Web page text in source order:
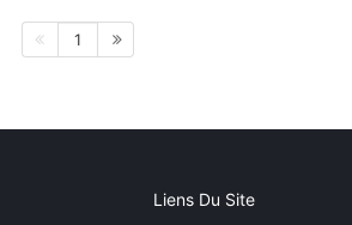
1
Liens Du Site